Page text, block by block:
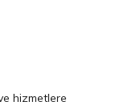
hizmetlere